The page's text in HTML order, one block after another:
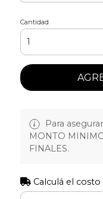
Cantidad
Para
MONTO
FINALES.
Calculá el costo